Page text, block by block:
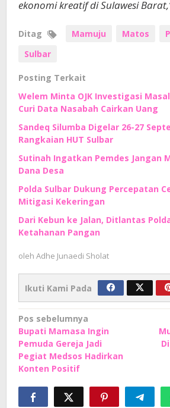
ekonomi kreatif di Sulawesi
Ditag Mamuju Matos
Sulbar
Posting Terkait
Welem Minta OJK Investigasi
Curi Data Nasabah Cairkan Uang
Sandeq Silumba Digelar 26-27
Rangkaian HUT Sulbar
Sutinah Ingatkan Pemdes Jangan
Dana Desa
Polda Sulbar Dukung Percepatan
Mitigasi Kekeringan
Dari Kebun ke Jalan, Ditlantas
Ketahanan Pangan
oleh Adhe Junaedi Sholat
Ikuti Kami Pada
Navigasi
pos
Pos sebelumnya
Bupati Mamasa Ingin
Pemuda Gereja Jadi
Pegiat Medsos Hadirkan
Konten Positif